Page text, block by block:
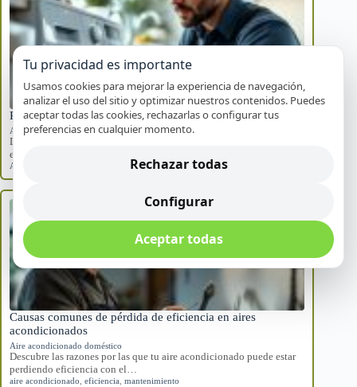
Pasos seguros cuando tu electrodoméstico falla en Alicante
Averías frecuentes
Descubre cómo actuar de manera segura cuando un
electrodoméstico falla en tu hogar. Sigue estos…
Alicante fallos repentinos
Causas comunes de pérdida de eficiencia en aires
acondicionados
Aire acondicionado doméstico
Descubre las razones por las que tu aire acondicionado puede estar
perdiendo eficiencia con el…
aire acondicionado eficiencia mantenimiento
Tu privacidad es importante
Usamos cookies para mejorar la experiencia de navegación,
analizar el uso del sitio y optimizar nuestros contenidos. Puedes
aceptar todas las cookies, rechazarlas o configurar tus
preferencias en cualquier momento.
Rechazar todas
Configurar
Aceptar todas